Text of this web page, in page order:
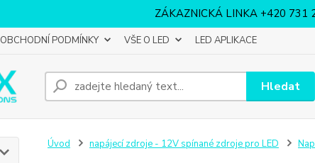
ZÁKAZNICKÁ LINKA +420 731
OBCHODNÍ PODMÍNKY VŠE O LED LED APLIKACE
Hledat
Úvod napájecí zdroje - 12V spínané zdroje pro LED